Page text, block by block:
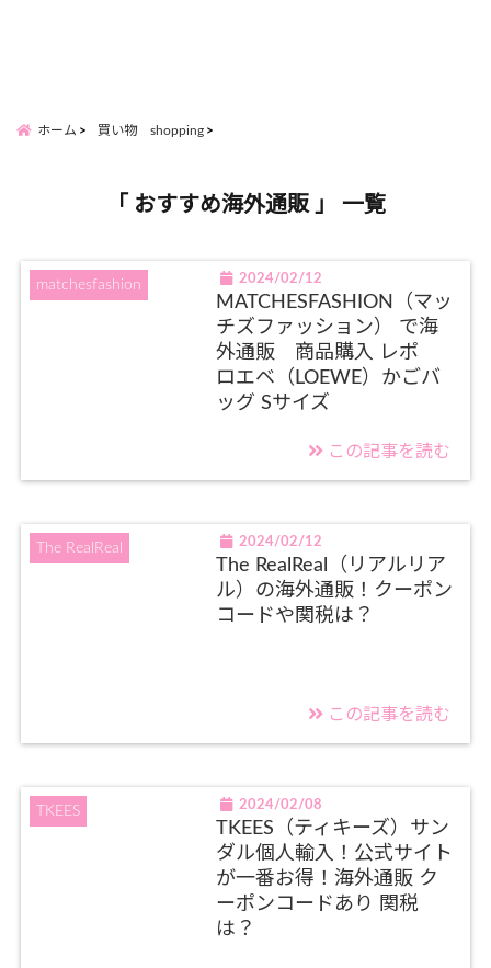
ホーム 買い物 shopping
「 おすすめ海外通販 」 一覧
matchesfashion 2024/02/12
MATCHESFASHION（マッ
チズファッション） で海
外通販 商品購入 レポ
ロエベ（LOEWE）かごバ
ッグ Sサイズ
この記事を読む
The RealReal 2024/02/12
The RealReal（リアルリア
ル）の海外通販！クーポン
コードや関税は？
この記事を読む
TKEES 2024/02/08
TKEES（ティキーズ）サン
ダル個人輸入！公式サイト
が一番お得！海外通販 ク
ーポンコードあり 関税
は？